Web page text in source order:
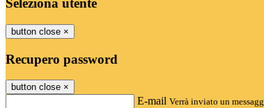
Seleziona utente
button close ×
Recupero password
button close ×
E-mail Verrà inviato un